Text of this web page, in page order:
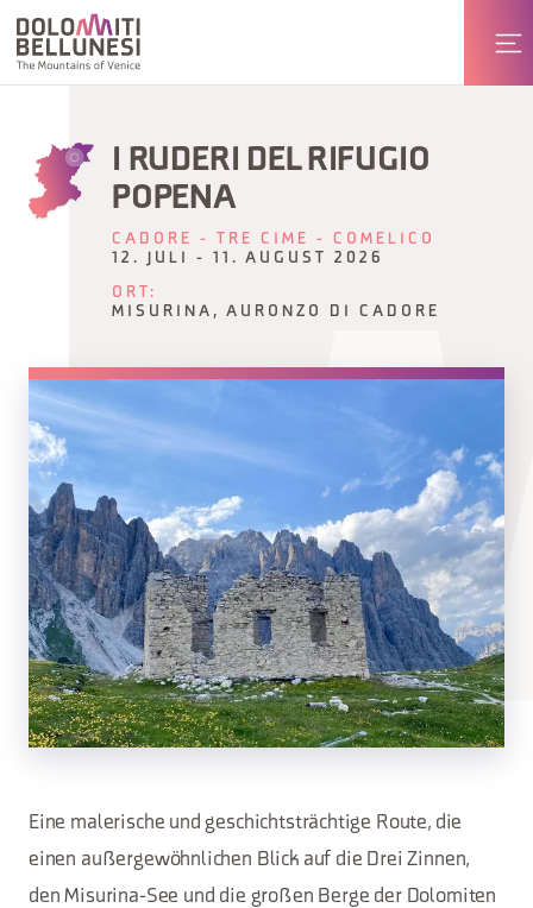
I RUDERI DEL RIFUGIO
POPENA
CADORE - TRE CIME - COMELICO
12. JULI - 11. AUGUST 2026
ORT:
MISURINA, AURONZO DI CADORE
Eine malerische und geschichtsträchtige Route, die
einen außergewöhnlichen Blick auf die Drei Zinnen,
den Misurina-See und die großen Berge der Dolomiten